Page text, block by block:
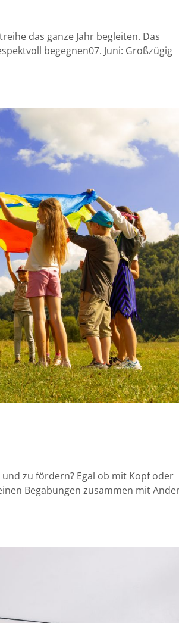
das ganze Jahr begleiten. Das
begegnen07. Juni: Großzügig
zu fördern? Egal ob mit Kopf oder
Begabungen zusammen mit